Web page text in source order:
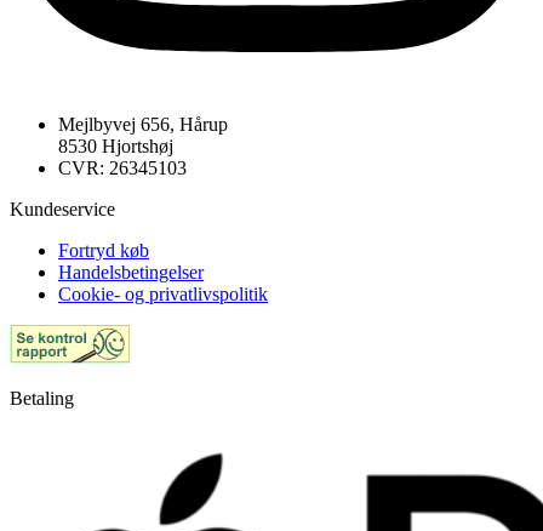
Mejlbyvej 656, Hårup
8530 Hjortshøj
CVR: 26345103
Kundeservice
Fortryd køb
Handelsbetingelser
Cookie- og privatlivspolitik
Betaling